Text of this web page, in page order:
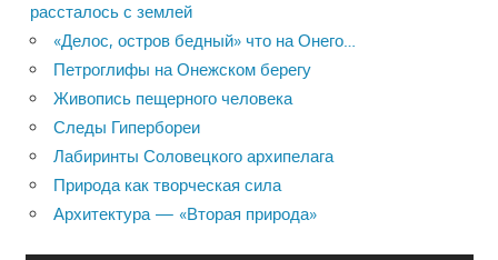
рассталось с землей
«Делос, остров бедный» что на Онего…
Петроглифы на Онежском берегу
Живопись пещерного человека
Следы Гипербореи
Лабиринты Соловецкого архипелага
Природа как творческая сила
Архитектура — «Вторая природа»